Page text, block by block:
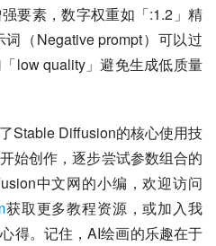
要素，数字权重如「:1.2」精
（Negative prompt）可以过
low quality」避免生成低质量
Stable Diffusion的核心使用技
始创作，逐步尝试参数组合的
中文网的小编，欢迎访问
获取更多教程资源，或加入我
得。记住，AI绘画的乐趣在于